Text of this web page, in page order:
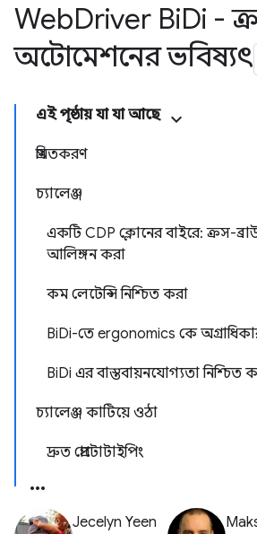
WebDriver BiDi -
অটোমেশনের ভবিষ্যৎ
এই পৃষ্ঠায় যা যা আছে
প্রমিতকরণ
চ্যালেঞ্জ
একটি CDP ক্লোনের বাইরে: ক্রস-
আলিঙ্গন করা
কম লেটেন্সি নিশ্চিত করা
BiDi-তে ergonomics কে
BiDi এর বাস্তবায়নযোগ্যতা নিশ্চিত
চ্যালেঞ্জ কাটিয়ে ওঠা
দ্রুত প্রোটোটাইপিং
Jecelyn Yeen